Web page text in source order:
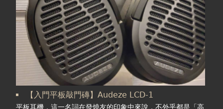
【入門平板敲門磚】Audeze LCD-1
平板耳機，這一名詞在發燒友的印象中來說，不外乎都是「高